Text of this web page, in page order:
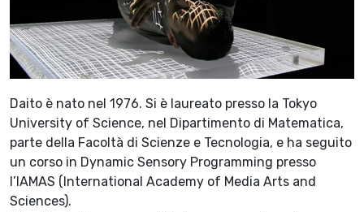
Daito è nato nel 1976. Si è laureato presso la Tokyo
University of Science, nel Dipartimento di Matematica,
parte della Facoltà di Scienze e Tecnologia, e ha seguito
un corso in Dynamic Sensory Programming presso
l’IAMAS (International Academy of Media Arts and
Sciences).